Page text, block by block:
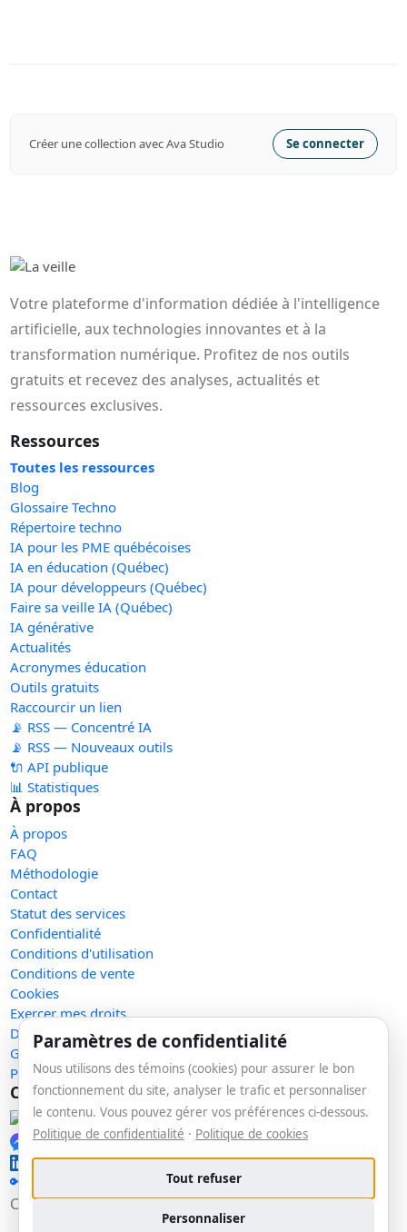
Créer une collection avec Ava Studio Se connecter
Votre plateforme d'information dédiée à l'intelligence
artificielle, aux technologies innovantes et à la
transformation numérique. Profitez de nos outils
gratuits et recevez des analyses, actualités et
ressources exclusives.
Ressources
Toutes les ressources
Blog
Glossaire Techno
Répertoire techno
IA pour les PME québécoises
IA en éducation (Québec)
IA pour développeurs (Québec)
Faire sa veille IA (Québec)
IA générative
Actualités
Acronymes éducation
Outils gratuits
Raccourcir un lien
📡 RSS — Concentré IA
📡 RSS — Nouveaux outils
🔌 API publique
📊 Statistiques
À propos
À propos
FAQ
Méthodologie
Contact
Statut des services
Confidentialité
Conditions d'utilisation
Conditions de vente
Cookies
Exercer mes droits
Demande de retrait
Gérer les témoins
Plan du site
Communauté
Facebook
Messenger
LinkedIn
🔑 Se connecter
Copyright © 2026 La veille. Tous droits réservés.
Paramètres de confidentialité
Nous utilisons des témoins (cookies) pour assurer le bon
fonctionnement du site, analyser le trafic et personnaliser
le contenu. Vous pouvez gérer vos préférences ci-dessous.
Politique de confidentialité · Politique de cookies
Tout refuser
Personnaliser